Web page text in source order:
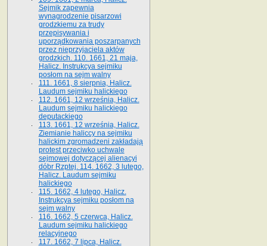
Sejmik zapewnia
wynagrodzenie pisarzowi
grodzkiemu za trudy
przepisywania i
uporządkowania poszarpanych
przez nieprzyjaciela aktów
grodzkich. 110. 1661, 21 maja,
Halicz. Instrukcya sejmiku
posłom na sejm walny
111. 1661, 8 sierpnia, Halicz.
Laudum sejmiku halickiego
112. 1661, 12 września, Halicz.
Laudum sejmiku halickiego
deputackiego
113. 1661, 12 września, Halicz.
Ziemianie haliccy na sejmiku
halickim zgromadzeni zakładają
protest przeciwko uchwale
sejmowej dotyczącej alienacyi
dóbr Rzptej. 114. 1662, 3 lutego,
Halicz. Laudum sejmiku
halickiego
115. 1662, 4 lutego, Halicz.
Instrukcya sejmiku posłom na
sejm walny
116. 1662, 5 czerwca, Halicz.
Laudum sejmiku halickiego
relacyjnego
117. 1662, 7 lipca, Halicz.